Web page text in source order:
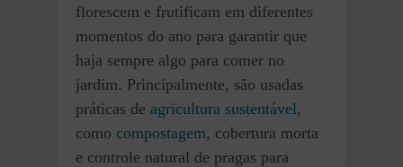
florescem e frutificam em diferentes
momentos do ano para garantir que
haja sempre algo para comer no
jardim. Principalmente, são usadas
práticas de agricultura sustentável,
como compostagem, cobertura morta
e controle natural de pragas para